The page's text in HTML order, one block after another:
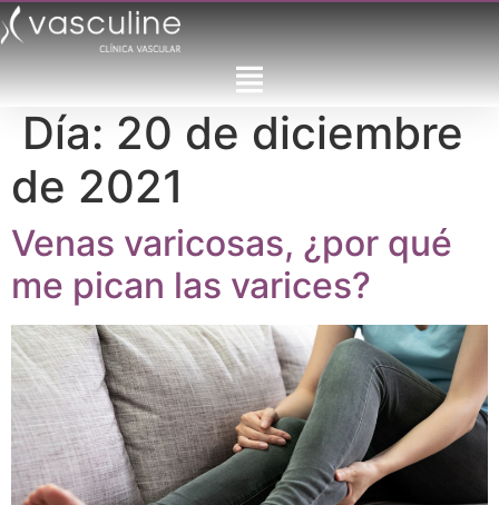
Día: 20 de diciembre
de 2021
Venas varicosas, ¿por qué
me pican las varices?